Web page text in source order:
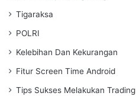
Tigaraksa
POLRI
Kelebihan Dan Kekurangan
Fitur Screen Time Android
Tips Sukses Melakukan Trading